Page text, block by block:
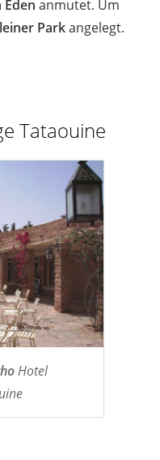
Eden anmutet. Um
Parkangelegt.
Tataouine
Hotel